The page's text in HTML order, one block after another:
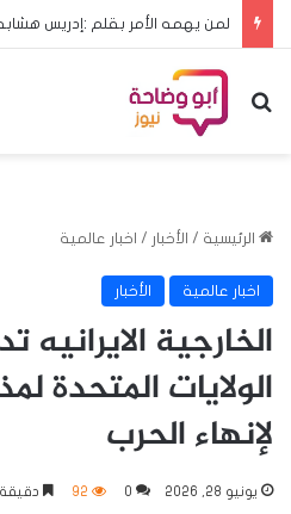
بحث عن
الرئيسية / الأخبار / اخبار عالمية
اخبار عالمية الأخبار
الخارجية الايرانيه
الولايات المتحدة
لإنهاء الحرب
يونيو 28, 2026 0
92